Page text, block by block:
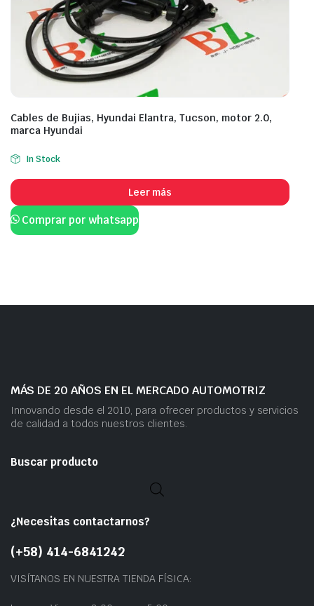
Cables de Bujias, Hyundai Elantra, Tucson, motor 2.0,
marca Hyundai
In Stock
Leer más
Comprar por whatsapp
MÁS DE 20 AÑOS EN EL MERCADO AUTOMOTRIZ
Innovando desde el 2010, para ofrecer productos y servicios
de calidad a todos nuestros clientes.
Buscar producto
¿Necesitas contactarnos?
(+58) 414-6841242
VISÍTANOS EN NUESTRA TIENDA FÍSICA: